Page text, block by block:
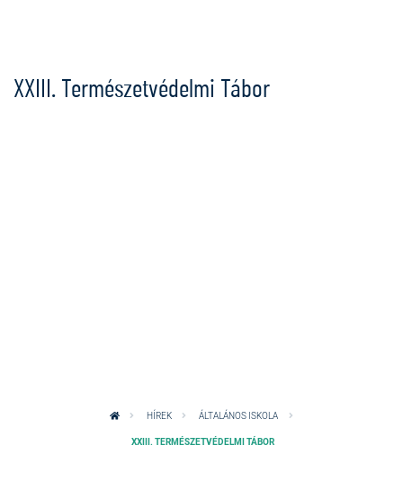
XXIII. Természetvédelmi Tábor
HÍREK ÁLTALÁNOS ISKOLA
XXIII. TERMÉSZETVÉDELMI TÁBOR